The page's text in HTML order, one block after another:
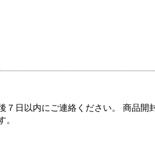
７日以内にご連絡ください。 商品開
。